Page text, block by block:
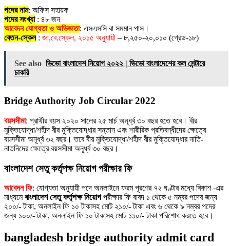
পদের নাম: অফিস সহায়ক
পদের সংখ্যা: ৪৮ জন
আবেদন যোগ্যতা ও অভিজ্ঞতা: এসএসসি বা সমমান পাস।
বেতন-স্কেল: জা,বে.স্কেল, ২০১৫ অনুযায়ী – ৮,২৫০-২০,০১০ (গ্রেড-১৮)
See also ভিভো বাংলাদেশ নিয়োগ ২০২২ | ভিভো বাংলাদেশের কল সেন্টারে
চাকরি
Bridge Authority Job Circular 2022
বয়সসীমা: প্রার্থীর বয়স ২০২০ সালের ২৫ মার্চ অনূর্ধ্ব ৩০ বছর হতে হবে। বীর
মুক্তিযোদ্ধা/শহীদ বীর মুক্তিযোদ্ধার সন্তান এবং শারীরিক প্রতিবন্ধীদের ক্ষেত্রে
বয়সসীমা অনূর্ধ্ব ৩২ বছর। তবে বীর মুক্তিযোদ্ধা/শহীদ বীর মুক্তিযোদ্ধার নাতি-
নাতনিদের ক্ষেত্রে বয়সসীমা অনূর্ধ্ব ৩০ বছর।
বাংলাদেশ সেতু কর্তৃপক্ষ নিয়োগপরীক্ষার ফি
আবেদন ফি: যোগ্যতা অনুযায়ী পদে অনলাইনে ফরম পূরণের ৭২ ঘণ্টার মধ্যে বিকাশ -এর
মাধ্যমেবাংলাদেশ সেতু কর্তৃপক্ষ নিয়োগপরীক্ষার ফি বাবদ ১ থেকে ৫ নম্বর পদের জন্য
২০০/- টাকা, অনলাইন ফি ১০ টাকাসহ মোট ২১০/- টাকা এবং ৬ থেকে ৯ নম্বর পদের
জন্য ১০০/- টাকা, অনলাইন ফি ১০ টাকাসহ মোট ১১০/- টাকা পরিশোধ করতে হবে।
bangladesh bridge authority admit card